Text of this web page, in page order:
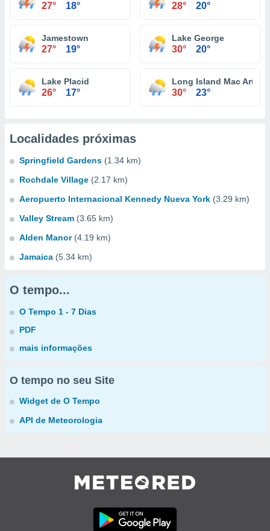
27° 18° 28° 20°
Jamestown
27° 19°
Lake George
30° 20°
Lake Placid
26° 17°
Long Island Mac
30° 23°
Localidades próximas
Springfield Gardens (1.34 km)
Rochdale Village (2.17 km)
Aeropuerto Internacional Kennedy Nueva York (3.29 km)
Valley Stream (3.65 km)
Alden Manor (4.19 km)
Jamaica (5.34 km)
O tempo...
O Tempo 1 - 7 Dias
PDF
mais informações
O tempo no seu Site
Widget de O Tempo
API de Meteorologia